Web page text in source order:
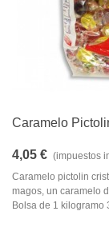
Caramelo
4,05 € (impuestos
Caramelo pictolin
magos, un caramelo
Bolsa de 1 kilogramo